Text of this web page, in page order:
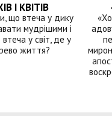
І КВІТІВ
що втеча у дику
мудрішими і
у світ, де у
життя?